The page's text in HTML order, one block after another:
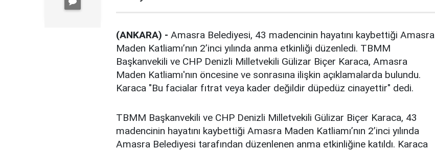
(ANKARA) - Amasra Belediyesi, 43 madencinin hayatını kaybettiği Amasra
Maden Katliamı’nın 2’inci yılında anma etkinliği düzenledi. TBMM
Başkanvekili ve CHP Denizli Milletvekili Gülizar Biçer Karaca, Amasra
Maden Katliamı'nın öncesine ve sonrasına ilişkin açıklamalarda bulundu.
Karaca "Bu facialar fıtrat veya kader değildir düpedüz cinayettir" dedi.
TBMM Başkanvekili ve CHP Denizli Milletvekili Gülizar Biçer Karaca, 43
madencinin hayatını kaybettiği Amasra Maden Katliamı’nın 2’inci yılında
Amasra Belediyesi tarafından düzenlenen anma etkinliğine katıldı. Karaca